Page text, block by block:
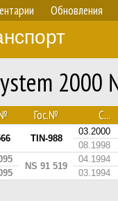
Обновления
Гос.№ С...
TIN-988
03.2000
08.1998
NS 91 519
04.1994
03.1994